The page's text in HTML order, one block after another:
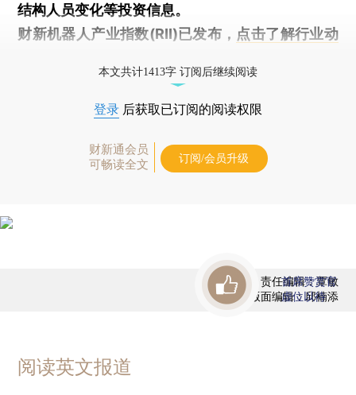
结构人员变化等投资信息。
财新机器人产业指数(RII)已发布， 点击了解行业动
本文共计1413字 订阅后继续阅读
登录 后获取已订阅的阅读权限
财新通会员
可畅读全文
订阅/会员升级
责任编辑：覃敏
版面编辑：邱楠添
首席赞赏官
虚位以待
阅读英文报道